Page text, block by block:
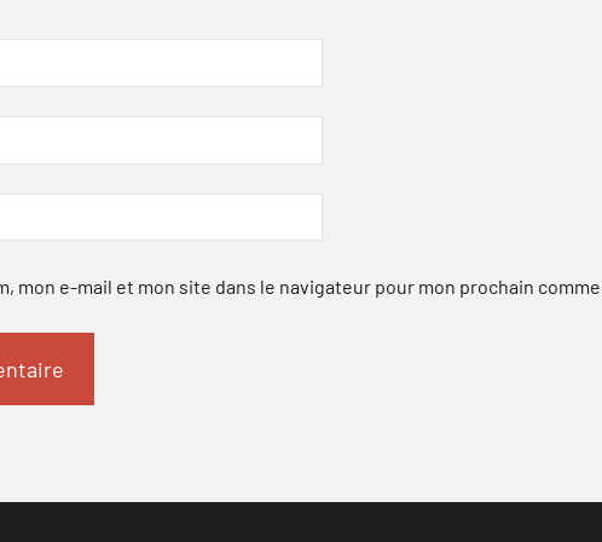
mon e-mail et mon site dans le navigateur pour mon prochain